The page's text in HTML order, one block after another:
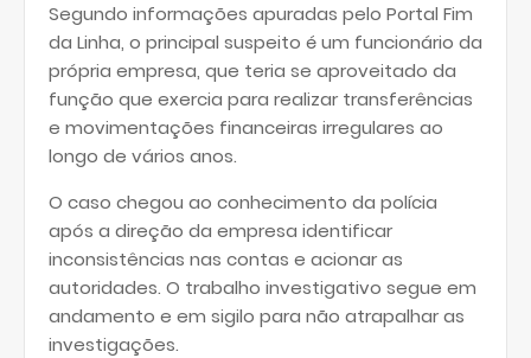
Segundo informações apuradas pelo Portal Fim
da Linha, o principal suspeito é um funcionário da
própria empresa, que teria se aproveitado da
função que exercia para realizar transferências
e movimentações financeiras irregulares ao
longo de vários anos.
O caso chegou ao conhecimento da polícia
após a direção da empresa identificar
inconsistências nas contas e acionar as
autoridades. O trabalho investigativo segue em
andamento e em sigilo para não atrapalhar as
investigações.